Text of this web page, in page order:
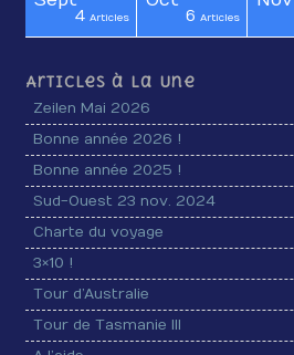
4 Articles 6 Articles
Articles à la Une
Zeilen Mai 2026
Bonne année 2026 !
Bonne année 2025 !
Sud-Ouest 23 nov. 2024
Charte du voyage
3×10 !
Tour d’Australie
Tour de Tasmanie III